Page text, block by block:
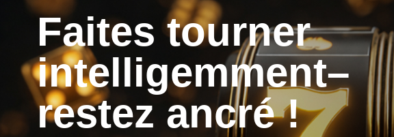
Faites tourner
intelligemment–
restez ancré !